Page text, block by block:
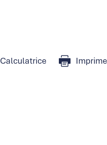
Calculatrice